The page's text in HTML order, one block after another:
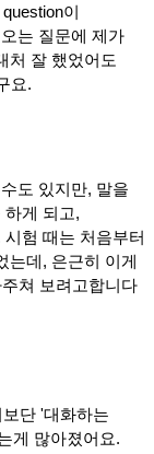
이
는 질문에 제가
처 잘 했었어도
요.
도 있지만, 말을
하게 되고,
험 때는 처음부터
는데, 은근히 이게
쳐 보려고합니다
단 '대화하는
게 많아졌어요.